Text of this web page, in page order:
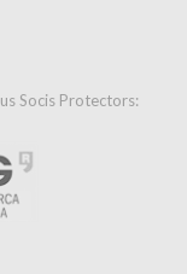
Socis Protectors: